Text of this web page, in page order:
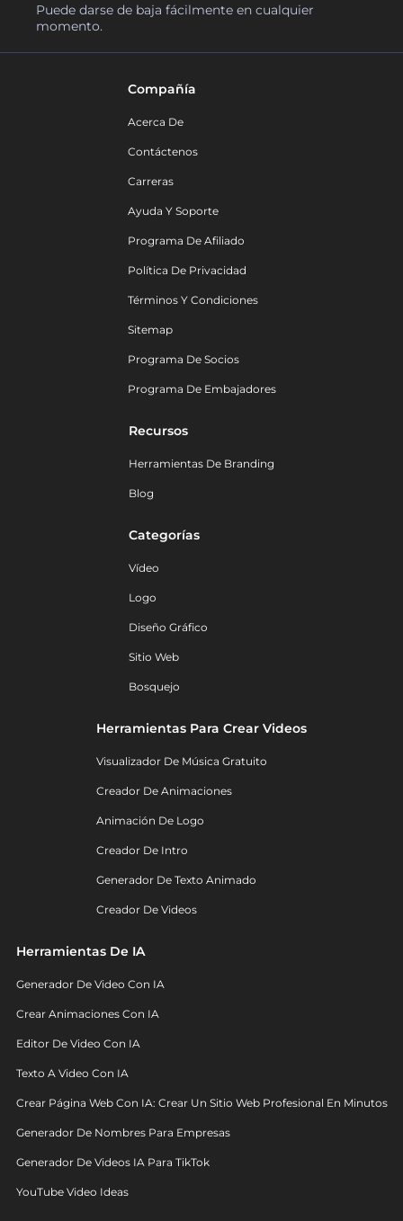
Puede darse de baja fácilmente en cualquier
momento.
Compañía
Acerca De
Contáctenos
Carreras
Ayuda Y Soporte
Programa De Afiliado
Política De Privacidad
Términos Y Condiciones
Sitemap
Programa De Socios
Programa De Embajadores
Recursos
Herramientas De Branding
Blog
Categorías
Vídeo
Logo
Diseño Gráfico
Sitio Web
Bosquejo
Herramientas Para Crear Videos
Visualizador De Música Gratuito
Creador De Animaciones
Animación De Logo
Creador De Intro
Generador De Texto Animado
Creador De Videos
Herramientas De IA
Generador De Video Con IA
Crear Animaciones Con IA
Editor De Video Con IA
Texto A Video Con IA
Crear Página Web Con IA: Crear Un Sitio Web Profesional En Minutos
Generador De Nombres Para Empresas
Generador De Videos IA Para TikTok
YouTube Video Ideas